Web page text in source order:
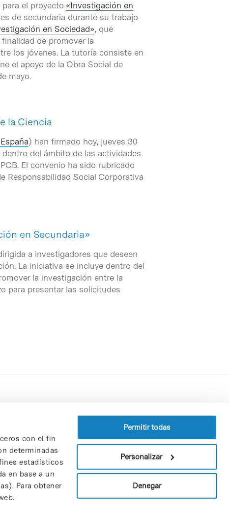
con el fin
determinadas
estadísticos
en base a un
Para obtener
Permitir todas
Personalizar
Denegar
el proyecto «Investigación en
de secundaria durante su trabajo
en Sociedad», que
de promover la
los jóvenes. La tutoría consiste en
el apoyo de la Obra Social de
mayo.
la Ciencia
) han firmado hoy, jueves 30
del ámbito de las actividades
El convenio ha sido rubricado
Responsabilidad Social Corporativa
en Secundaria»
a investigadores que deseen
La iniciativa se incluye dentro del
la investigación entre la
para presentar las solicitudes
Perfil del contratante
Política de privacidad
Aviso Legal
Política de cookies
Patrones y patrocinadores
Bolsa de trabajo
Contacto